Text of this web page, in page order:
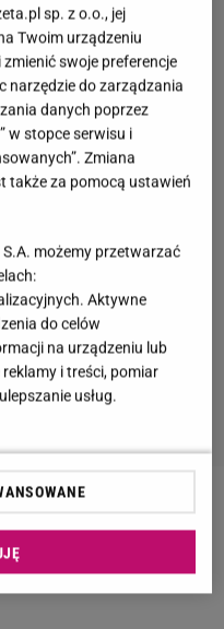
jak w 1997
z
sp. z o.o., jej
Twoim urządzeniu
swoje preferencje
narzędzie do zarządzania
danych poprzez
w stopce serwisu i
Zmiana
także za pomocą ustawień
możemy przetwarzać
Aktywne
do celów
na urządzeniu lub
i treści, pomiar
usług.